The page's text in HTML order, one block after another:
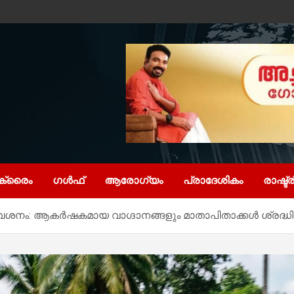
ഗൾഫ് ആരോഗ്യം പ്രാദേശികം
ആകർഷകമായ വാഗ്ദാനങ്ങളും മാതാപിതാക്കൾ